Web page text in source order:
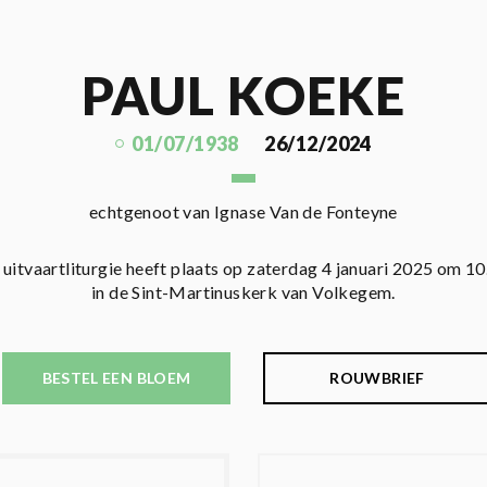
PAUL KOEKE
01/07/1938 26/12/2024
echtgenoot van Ignase Van de Fonteyne
uitvaartliturgie heeft plaats op zaterdag 4 januari 2025 om
in de Sint-Martinuskerk van Volkegem.
BESTEL EEN BLOEM ROUWBRIEF